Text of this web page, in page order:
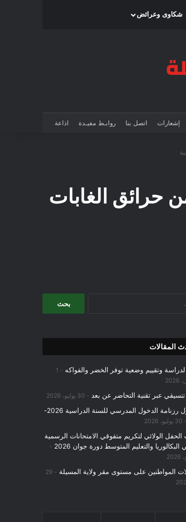
شكاوى وعرائض
إشعارات اتصل بنا روابـط مفيـدة اذاعة
حرائق الغابات
المقالات
لدراسة وتقييم وضعية توفر الخضر والفواكه
1
تنسيقي عبر تقنية التحاضر عن بعد 30 يوليو، 2026
بلاغ حول رزنامة الدخول المدرسي للسنة الدراسية 2026-
30 يوليو، 2026
الحفل الولائي لتكريم متفوقي الامتحانات الرسمية
البكالوريا والتعليم المتوسط دورة جوان 2026
المواطنين على مستوى مقر ولاية المسيلة
29